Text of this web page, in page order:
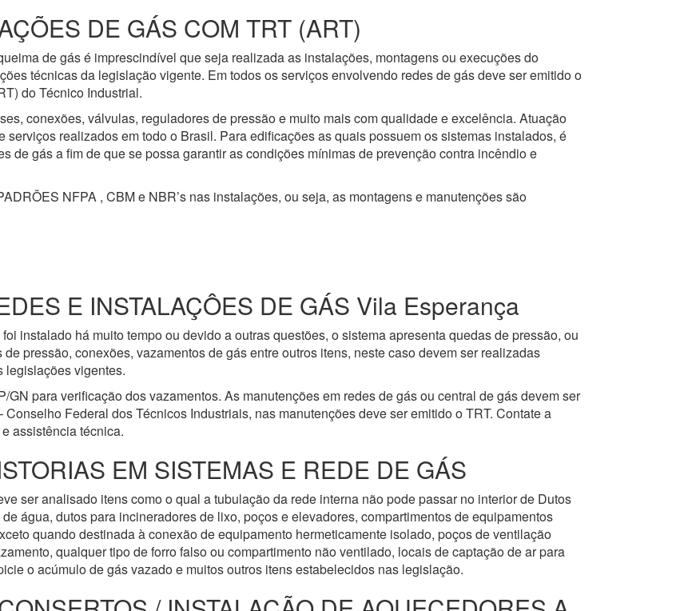
DE GÁS COM TRT (ART)
de gás é imprescindível que seja realizada as instalações, montagens ou execuções do
técnicas da legislação vigente. Em todos os serviços envolvendo redes de gás deve ser emitido o
do Técnico Industrial.
conexões, válvulas, reguladores de pressão e muito mais com qualidade e excelência. Atuação
realizados em todo o Brasil. Para edificações as quais possuem os sistemas instalados, é
de gás a fim de que se possa garantir as condições mínimas de prevenção contra incêndio e
NFPA , CBM e NBR’s nas instalações, ou seja, as montagens e manutenções são
E INSTALAÇÔES DE GÁS Vila Esperança
instalado há muito tempo ou devido a outras questões, o sistema apresenta quedas de pressão, ou
pressão, conexões, vazamentos de gás entre outros itens, neste caso devem ser realizadas
legislações vigentes.
para verificação dos vazamentos. As manutenções em redes de gás ou central de gás devem ser
Federal dos Técnicos Industriais, nas manutenções deve ser emitido o TRT. Contate a
assistência técnica.
EM SISTEMAS E REDE DE GÁS
ser analisado itens como o qual a tubulação da rede interna não pode passar no interior de Dutos
água, dutos para incineradores de lixo, poços e elevadores, compartimentos de equipamentos
quando destinada à conexão de equipamento hermeticamente isolado, poços de ventilação
qualquer tipo de forro falso ou compartimento não ventilado, locais de captação de ar para
o acúmulo de gás vazado e muitos outros itens estabelecidos nas legislação.